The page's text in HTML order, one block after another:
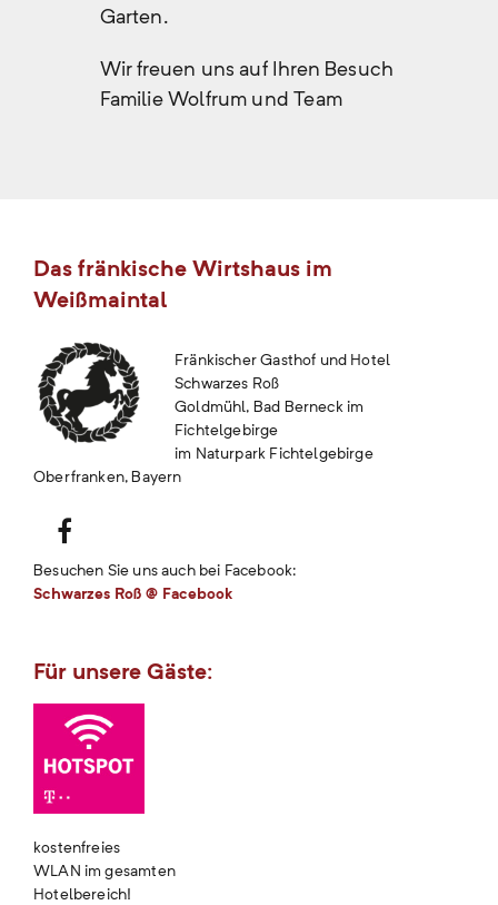
Garten.
Wir freuen uns auf Ihren Besuch
Familie Wolfrum und Team
Das fränkische Wirtshaus im
Weißmaintal
Fränkischer Gasthof und Hotel
Schwarzes Roß
Goldmühl, Bad Berneck im
Fichtelgebirge
im Naturpark Fichtelgebirge
Oberfranken, Bayern
Besuchen Sie uns auch bei Facebook:
Schwarzes Roß @ Facebook
Für unsere Gäste:
kostenfreies
WLAN im gesamten
Hotelbereich!